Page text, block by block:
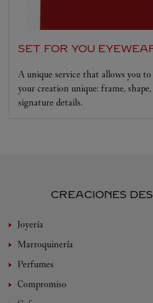
SET FOR YOU
A unique service that allows you
your creation unique: frame,
signature details.
CREACIONES
Joyería
Marroquinería
Perfumes
Compromiso